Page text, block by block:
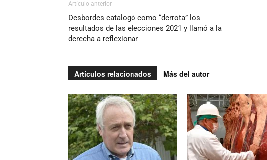
Artículo anterior
Desbordes catalogó como “derrota” los
resultados de las elecciones 2021 y llamó a la
derecha a reflexionar
Artículos relacionados Más del autor